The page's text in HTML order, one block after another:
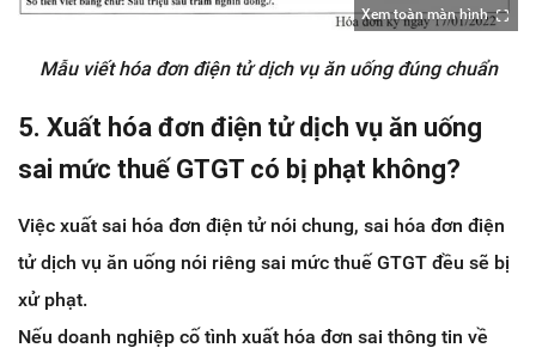
Xem toàn màn hình
Mẫu viết hóa đơn điện tử dịch vụ ăn uống đúng chuẩn
5. Xuất hóa đơn điện tử dịch vụ ăn uống
sai mức thuế GTGT có bị phạt không?
Việc xuất sai hóa đơn điện tử nói chung, sai hóa đơn điện
tử dịch vụ ăn uống nói riêng sai mức thuế GTGT đều sẽ bị
xử phạt.
Nếu doanh nghiệp cố tình xuất hóa đơn sai thông tin về